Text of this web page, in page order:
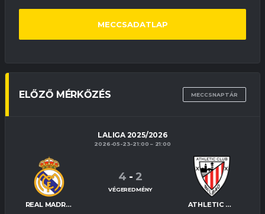
MECCSADATLAP
ELŐZŐ MÉRKŐZÉS MECCSNAPTÁR
LALIGA 2025/2026
2026-05-23-21:00 21:00
REAL MADRID ATHLETIC BILBAO
4 - 2
VÉGEREDMÉNY